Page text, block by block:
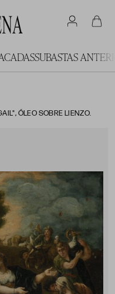
SUBASTAS
ÓLEO SOBRE LIENZO.